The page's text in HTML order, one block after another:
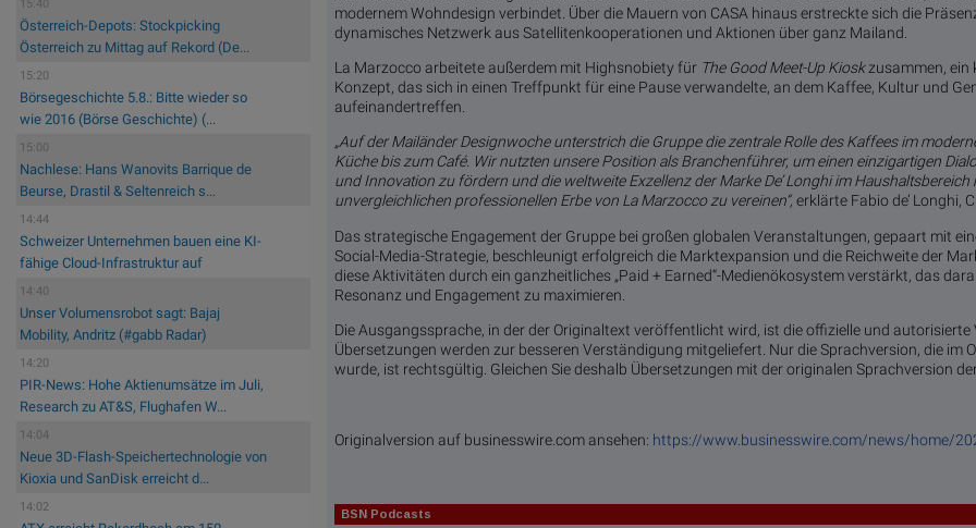
15:40
Österreich-Depots: Stockpicking
Österreich zu Mittag auf Rekord (De...
15:20
Börsegeschichte 5.8.: Bitte wieder so
wie 2016 (Börse Geschichte) (...
15:00
Nachlese: Hans Wanovits Barrique de
Beurse, Drastil & Seltenreich s...
14:44
Schweizer Unternehmen bauen eine KI-
fähige Cloud-Infrastruktur auf
14:40
Unser Volumensrobot sagt: Bajaj
Mobility, Andritz (#gabb Radar)
14:20
PIR-News: Hohe Aktienumsätze im Juli,
Research zu AT&S, Flughafen W...
14:04
Neue 3D-Flash-Speichertechnologie von
Kioxia und SanDisk erreicht d...
14:02
modernem Wohndesign verbindet. Über die Mauern von CASA hinaus erstreckte sich die
dynamisches Netzwerk aus Satellitenkooperationen und Aktionen über ganz Mailand.
La Marzocco arbeitete außerdem mit Highsnobiety für The Good Meet-Up Kioskzusammen, ein
Konzept, das sich in einen Treffpunkt für eine Pause verwandelte, an dem Kaffee, Kultur und
aufeinandertreffen.
„Auf der Mailänder Designwoche unterstrich die Gruppe die zentrale Rolle des Kaffees im
Küche bis zum Café. Wir nutzten unsere Position als Branchenführer, um einen einzigartigen
und Innovation zu fördern und die weltweite Exzellenz der Marke De’ Longhi im Haushaltsbereich
unvergleichlichen professionellen Erbe von La Marzocco zu vereinen“, erklärte Fabio de’ Longhi,
Das strategische Engagement der Gruppe bei großen globalen Veranstaltungen, gepaart mit
Social-Media-Strategie, beschleunigt erfolgreich die Marktexpansion und die Reichweite der
diese Aktivitäten durch ein ganzheitliches „Paid + Earned“-Medienökosystem verstärkt, das
Resonanz und Engagement zu maximieren.
Die Ausgangssprache, in der der Originaltext veröffentlicht wird, ist die offizielle und autorisierte
Übersetzungen werden zur besseren Verständigung mitgeliefert. Nur die Sprachversion, die im
wurde, ist rechtsgültig. Gleichen Sie deshalb Übersetzungen mit der originalen Sprachversion
Originalversion auf businesswire.com ansehen: https://www.businesswire.com/news/home/
BSN Podcasts